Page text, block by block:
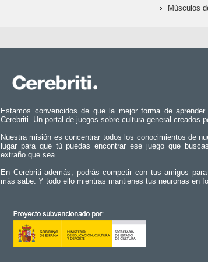
Músculos
Estamos convencidos de que la mejor forma de
Cerebriti. Un portal de juegos sobre cultura general creados
Nuestra misión es concentrar todos los conocimientos de
lugar para que tú puedas encontrar ese juego que
extraño que sea.
En Cerebriti además, podrás competir con tus amigos
más sabe. Y todo ello mientras mantienes tus neuronas en